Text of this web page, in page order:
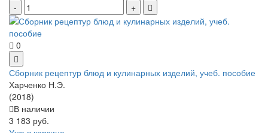
0
Сборник рецептур блюд и кулинарных изделий, учеб. пособие
Харченко Н.Э.
(2018)
В наличии
3 183 руб.